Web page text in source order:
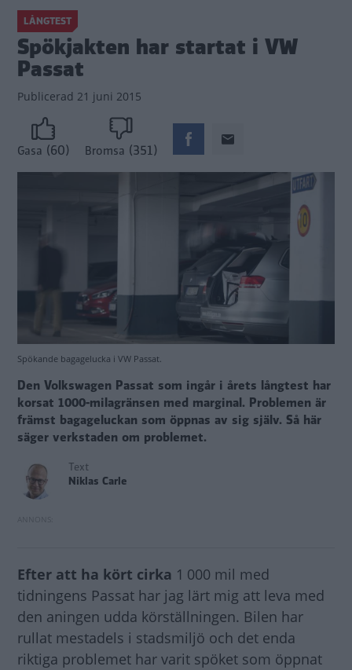
LÅNGTEST
Spökjakten har startat i VW
Passat
Publicerad 21 juni 2015
Gasa (60) Bromsa (351)
Spökande bagagelucka i VW Passat.
Den Volkswagen Passat som ingår i årets långtest har
korsat 1000-milagränsen med marginal. Problemen är
främst bagageluckan som öppnas av sig själv. Så här
säger verkstaden om problemet.
Text
Niklas Carle
Efter att ha kört cirka 1 000 mil med
tidningens Passat har jag lärt mig att leva med
den aningen udda körställningen. Bilen har
rullat mestadels i stadsmiljö och det enda
riktiga problemet har varit spöket som öppnat